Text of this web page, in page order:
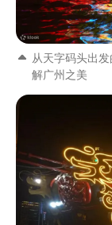
从天字码头出
解广州之美